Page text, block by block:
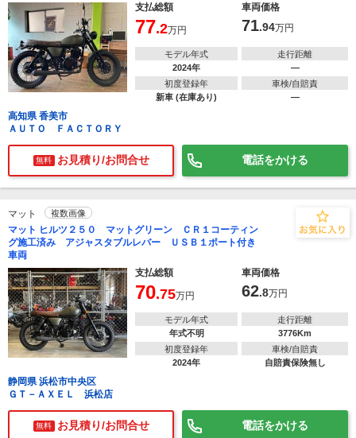
支払総額 車両価格
77.2万円 71.94万円
モデル年式
2024年
走行距離
―
初度登録年
新車 (在庫あり)
車検/自賠責
―
高知県 香美市
ＡＵＴＯ ＦＡＣＴＯＲＹ
無料 お見積り/お問合せ 電話をかける
マット 複数画像
マット ヒルツ２５０ マットグリーン ＣＲ１コーティン
グ施工済み アジャスタブルレバー ＵＳＢ１ポート付き
車両
支払総額
車両価格
70.75万円 62.8万円
モデル年式
年式不明
走行距離
3776Km
初度登録年
2024年
車検/自賠責
自賠責保険無し
静岡県 浜松市中央区
ＧＴ－ＡＸＥＬ 浜松店
無料 お見積り/お問合せ 電話をかける